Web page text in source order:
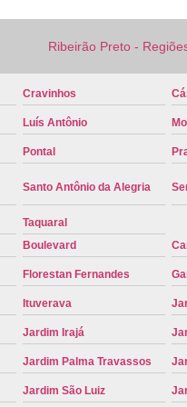
Carro Oficial
Placa de
um Carro Ribeirão Preto
Veicular
Cinza
Placa Veicular
Verde
Placa
de Placa Automotiva
Preto
Reforma de
Placa Automotiva
Reformar Placa de
Serviço de Reforma de
Troca de Placa
Troca
Ribeirão Preto -
Cravinhos
Luís Antônio
Pontal
Santo Antônio da Alegria
Taquaral
Boulevard
Florestan Fernandes
Ituverava
Jardim Irajá
Jardim Palma Travassos
Jardim São Luiz